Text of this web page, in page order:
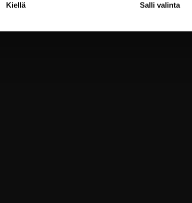
Kiellä Salli valinta
Lue lisää